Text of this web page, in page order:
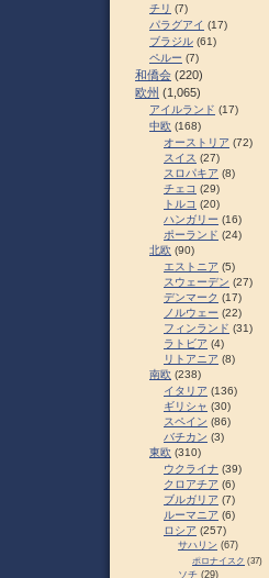
チリ (7)
パラグアイ (17)
ブラジル (61)
ペルー (7)
和僑会 (220)
欧州 (1,065)
アイルランド (17)
中欧 (168)
オーストリア (72)
スイス (27)
スロパキア (8)
チェコ (29)
トルコ (20)
ハンガリー (16)
ポーランド (24)
北欧 (90)
エストニア (5)
スウェーデン (27)
デンマーク (17)
ノルウェー (22)
フィンランド (31)
ラトビア (4)
リトアニア (8)
南欧 (238)
イタリア (136)
ギリシャ (30)
スペイン (86)
バチカン (3)
東欧 (310)
ウクライナ (39)
クロアチア (6)
ブルガリア (7)
ルーマニア (6)
ロシア (257)
サハリン (67)
ポロナイスク (37)
ソチ (29)